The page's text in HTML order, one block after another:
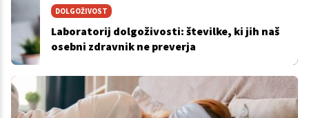
DOLGOŽIVOST
Laboratorij dolgoživosti: številke, ki jih naš
osebni zdravnik ne preverja